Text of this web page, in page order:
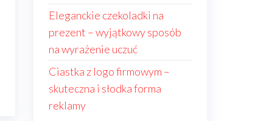
Eleganckie czekoladki na
prezent – wyjątkowy sposób
na wyrażenie uczuć
Ciastka z logo firmowym –
skuteczna i słodka forma
reklamy